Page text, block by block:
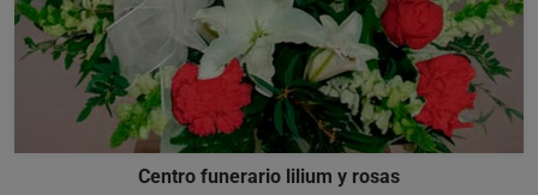
Centro funerario lilium y rosas